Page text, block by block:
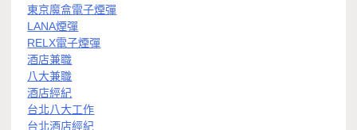
東京魔盒電子煙彈
LANA煙彈
RELX電子煙彈
酒店兼職
八大兼職
酒店經紀
台北八大工作
台北酒店經紀